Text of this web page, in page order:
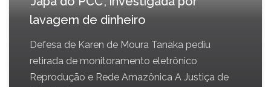
lavagem de dinheiro
Defesa de Karen de Moura Tanaka pediu
retirada de monitoramento eletrônico
Reprodução e Rede Amazônica A Justiça de